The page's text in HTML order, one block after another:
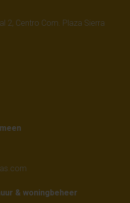
2, Centro Com. Plaza Sierra
& woningbeheer